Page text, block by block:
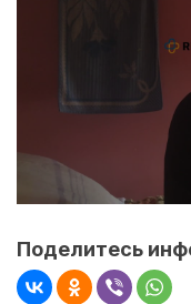
Поделитесь